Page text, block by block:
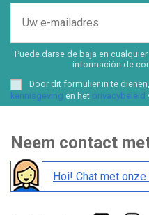
Puede darse de baja en
información de
Door dit formulier in te
kennisgeving en het privacybeleid
Neem contact
Hoi! Chat met